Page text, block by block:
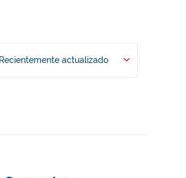
Recientemente actualizado